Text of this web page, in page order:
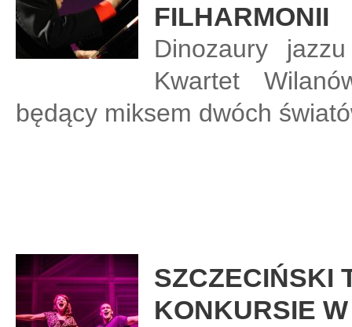
FILHARMONII
Dinozaury
Kwartet
będący miksem dwóch
SZCZECIŃSKI
KONKURSIE